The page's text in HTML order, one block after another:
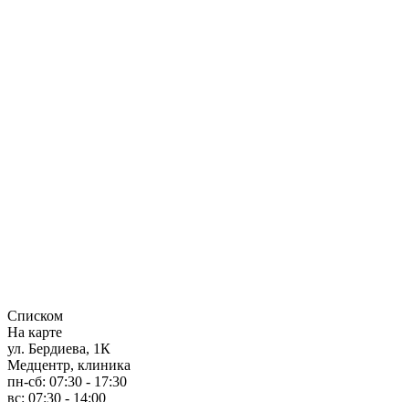
Списком
На карте
ул. Бердиева, 1К
Медцентр, клиника
пн-сб: 07:30 - 17:30
вс: 07:30 - 14:00